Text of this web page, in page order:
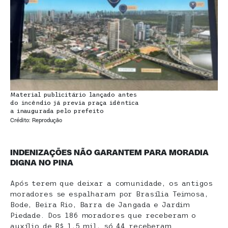
Material publicitário lançado antes
do incêndio já previa praça idêntica
a inaugurada pelo prefeito
Crédito: Reprodução
INDENIZAÇÕES NÃO GARANTEM PARA MORADIA
DIGNA NO PINA
Após terem que deixar a comunidade, os antigos
moradores se espalharam por Brasília Teimosa,
Bode, Beira Rio, Barra de Jangada e Jardim
Piedade. Dos 186 moradores que receberam o
auxílio de R$ 1,5 mil, só 44 receberam